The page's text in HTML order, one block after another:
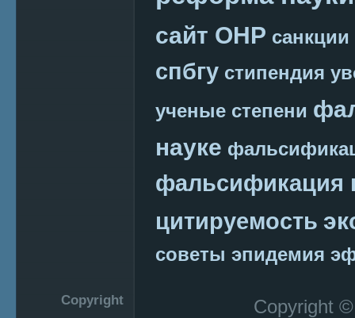
сайт ОНР санкции
спбгу стипендия
ученые степени
науке
фальсификация
цитируемость
советы эпидемия
Copyright
Copyright